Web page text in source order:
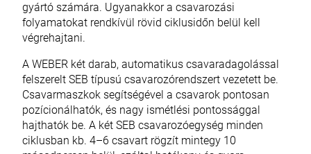
gyártó számára. Ugyanakkor a csavarozási
folyamatokat rendkívül rövid ciklusidőn belül kell
végrehajtani.
A WEBER két darab, automatikus csavaradagolással
felszerelt SEB típusú csavarozórendszert vezetett be.
Csavarmaszkok segítségével a csavarok pontosan
pozícionálhatók, és nagy ismétlési pontossággal
hajthatók be. A két SEB csavarozóegység minden
ciklusban kb. 4–6 csavart rögzít mintegy 10